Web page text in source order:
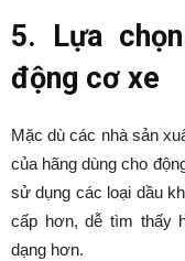
5. Lựa
động cơ xe
Mặc dù các nhà sản
của hãng dùng cho
sử dụng các loại dầu
cấp hơn, dễ tìm thấy
dạng hơn.